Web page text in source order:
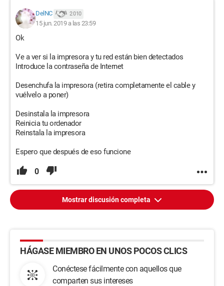
DelNC 2 010
15 jun. 2019 a las 23:59
Ok
Ve a ver si la impresora y tu red están bien detectados
Introduce la contraseña de Internet
Desenchufa la impresora (retira completamente el cable y
vuélvelo a poner)
Desinstala la impresora
Reinicia tu ordenador
Reinstala la impresora
Espero que después de eso funcione
0
Mostrar discusión completa
HÁGASE MIEMBRO EN UNOS POCOS CLICS
Conéctese fácilmente con aquellos que
comparten sus intereses